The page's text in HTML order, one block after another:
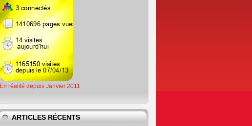
En réalité depuis Janvier 2011
ARTICLES RÉCENTS